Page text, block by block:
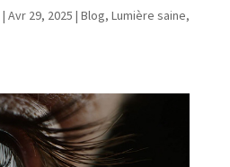
| Avr 29, 2025 | Blog, Lumière saine,